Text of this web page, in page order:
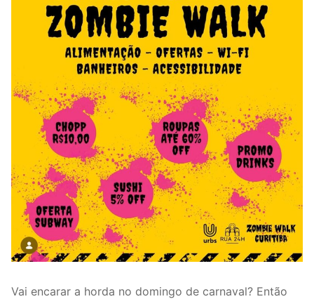
Vai encarar a horda no domingo de carnaval? Então